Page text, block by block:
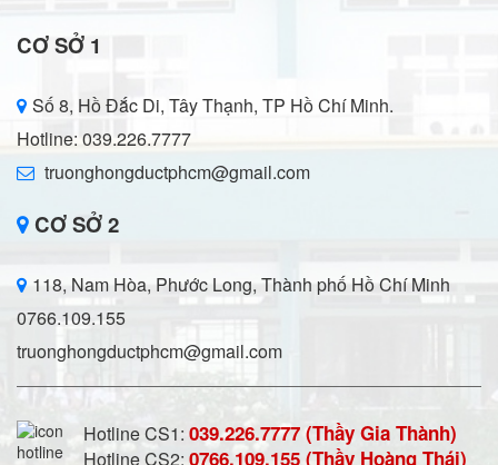
CƠ SỞ 1
Số 8, Hồ Đắc Di, Tây Thạnh, TP Hồ Chí Minh.
Hotline: 039.226.7777
truonghongductphcm@gmail.com
CƠ SỞ 2
118, Nam Hòa, Phước Long, Thành phố Hồ Chí Minh
0766.109.155
truonghongductphcm@gmail.com
Hotline CS1: 039.226.7777 (Thầy Gia Thành)
Hotline CS2: 0766.109.155 (Thầy Hoàng Thái)